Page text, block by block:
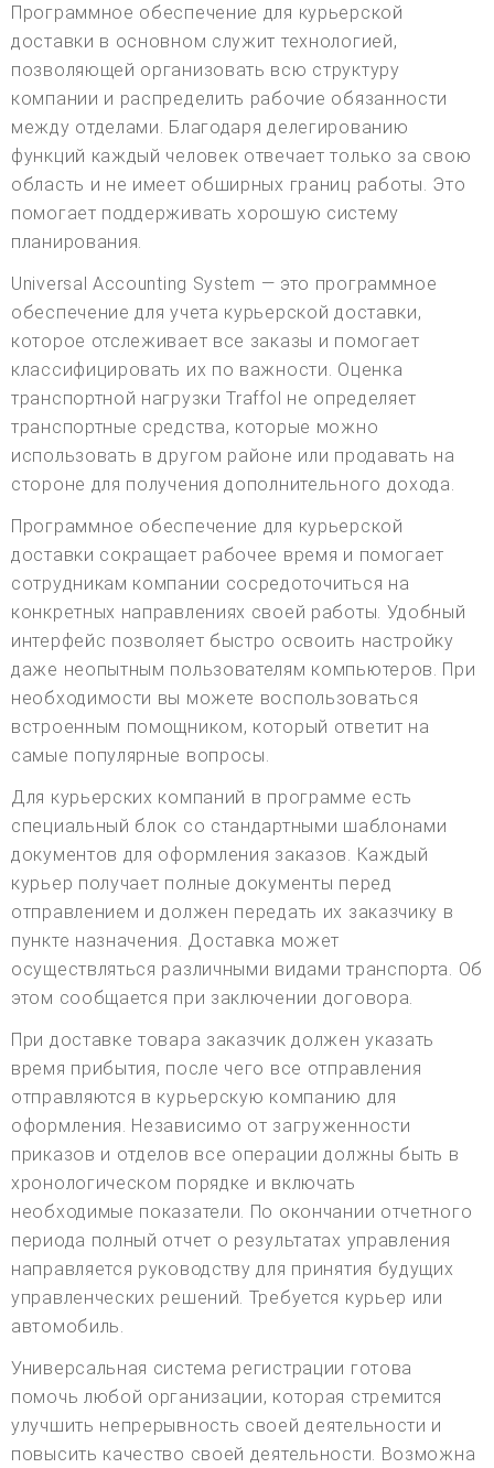
Программное обеспечение для курьерской
доставки в основном служит технологией,
позволяющей организовать всю структуру
компании и распределить рабочие обязанности
между отделами. Благодаря делегированию
функций каждый человек отвечает только за свою
область и не имеет обширных границ работы. Это
помогает поддерживать хорошую систему
планирования.
Universal Accounting System — это программное
обеспечение для учета курьерской доставки,
которое отслеживает все заказы и помогает
классифицировать их по важности. Оценка
транспортной нагрузки Traffol не определяет
транспортные средства, которые можно
использовать в другом районе или продавать на
стороне для получения дополнительного дохода.
Программное обеспечение для курьерской
доставки сокращает рабочее время и помогает
сотрудникам компании сосредоточиться на
конкретных направлениях своей работы. Удобный
интерфейс позволяет быстро освоить настройку
даже неопытным пользователям компьютеров. При
необходимости вы можете воспользоваться
встроенным помощником, который ответит на
самые популярные вопросы.
Для курьерских компаний в программе есть
специальный блок со стандартными шаблонами
документов для оформления заказов. Каждый
курьер получает полные документы перед
отправлением и должен передать их заказчику в
пункте назначения. Доставка может
осуществляться различными видами транспорта. Об
этом сообщается при заключении договора.
При доставке товара заказчик должен указать
время прибытия, после чего все отправления
отправляются в курьерскую компанию для
оформления. Независимо от загруженности
приказов и отделов все операции должны быть в
хронологическом порядке и включать
необходимые показатели. По окончании отчетного
периода полный отчет о результатах управления
направляется руководству для принятия будущих
управленческих решений. Требуется курьер или
автомобиль.
Универсальная система регистрации готова
помочь любой организации, которая стремится
улучшить непрерывность своей деятельности и
повысить качество своей деятельности. Возможна